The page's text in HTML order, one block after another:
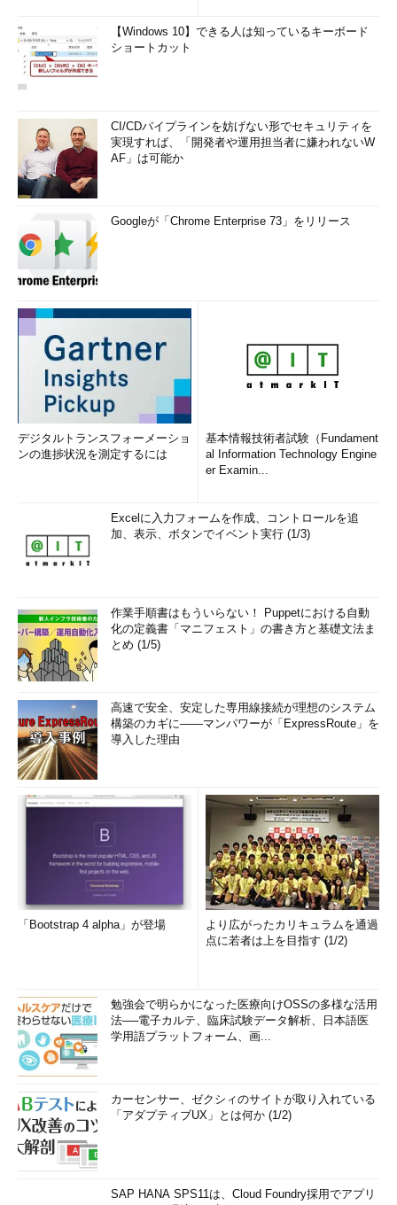
【Windows 10】できる人は知っているキーボード
ショートカット
CI/CDパイプラインを妨げない形でセキュリティを
実現すれば、「開発者や運用担当者に嫌われないW
AF」は可能か
Googleが「Chrome Enterprise 73」をリリース
デジタルトランスフォーメーショ
ンの進捗状況を測定するには
基本情報技術者試験（Fundament
al Information Technology Engine
er Examin...
Excelに入力フォームを作成、コントロールを追
加、表示、ボタンでイベント実行 (1/3)
作業手順書はもういらない！ Puppetにおける自動
化の定義書「マニフェスト」の書き方と基礎文法ま
とめ (1/5)
高速で安全、安定した専用線接続が理想のシステム
構築のカギに――マンパワーが「ExpressRoute」を
導入した理由
「Bootstrap 4 alpha」が登場
より広がったカリキュラムを通過
点に若者は上を目指す (1/2)
勉強会で明らかになった医療向けOSSの多様な活用
法──電子カルテ、臨床試験データ解析、日本語医
学用語プラットフォーム、画...
カーセンサー、ゼクシィのサイトが取り入れている
「アダプティブUX」とは何か (1/2)
SAP HANA SPS11は、Cloud Foundry採用でアプリ